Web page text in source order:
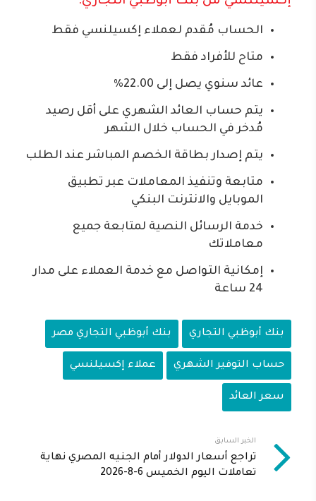
الحساب مُقدم لعملاء إكسيلنسي فقط
متاح للأفراد فقط
عائد سنوي يصل إلى 22.00%
يتم حساب العائد الشهري على أقل رصيد
مُدخر في الحساب خلال الشهر
يتم إصدار بطاقة الخصم المباشر عند الطلب
متابعة وتنفيذ المعاملات عبر تطبيق
الموبايل والانترنت البنكي
خدمة الرسائل النصية لمتابعة جميع
معاملاتك
إمكانية التواصل مع خدمة العملاء على مدار
24 ساعة
بنك أبوظبي التجاري بنك أبوظبي التجاري مصر
حساب التوفير الشهري عملاء إكسيلنسي
سعر العائد
الخبر السابق
تراجع أسعار الدولار أمام الجنيه المصري نهاية
تعاملات اليوم الخميس 6-8-2026